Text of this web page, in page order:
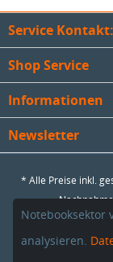
Service Kontakt:
Shop Service
Informationen
Newsletter
* Alle Preise inkl.
Copyright ©
Notebooksektor
analysieren.